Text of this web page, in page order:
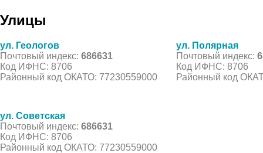
Улицы
ул. Геологов
Почтовый индекс: 686631
Код ИФНС: 8706
Районный код ОКАТО: 77230559000
ул. Полярная
Почтовый индекс:
Код ИФНС: 8706
Районный код
ул. Советская
Почтовый индекс: 686631
Код ИФНС: 8706
Районный код ОКАТО: 77230559000